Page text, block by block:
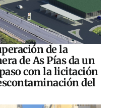
de la
de As Pías da un
con la licitación
del